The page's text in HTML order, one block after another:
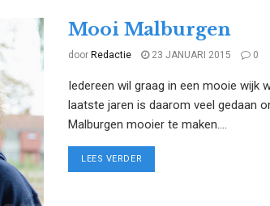
Mooi Malburgen
door Redactie 23 JANUARI 2015 0
Iedereen wil graag in een mooie wijk
laatste jaren is daarom veel gedaan
Malburgen mooier te maken....
LEES VERDER